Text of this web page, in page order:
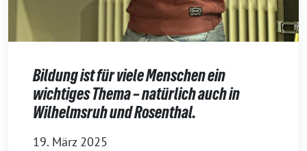
Bildung ist für viele Menschen ein
wichtiges Thema – natürlich auch in
Wilhelmsruh und Rosenthal.
19. März 2025